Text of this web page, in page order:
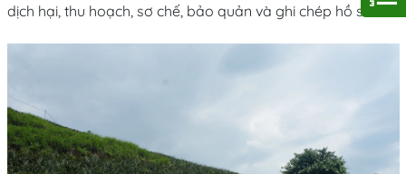
dịch hại, thu hoạch, sơ chế, bảo quản và ghi chép hồ sơ.